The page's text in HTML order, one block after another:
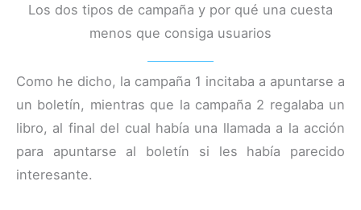
Los dos tipos de campaña y por qué una cuesta
menos que consiga usuarios
Como he dicho, la campaña 1 incitaba a apuntarse a
un boletín, mientras que la campaña 2 regalaba un
libro, al final del cual había una llamada a la acción
para apuntarse al boletín si les había parecido
interesante.